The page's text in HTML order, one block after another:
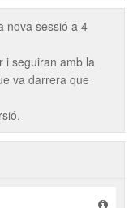
nova sessió a 4
i seguiran amb la
va darrera que